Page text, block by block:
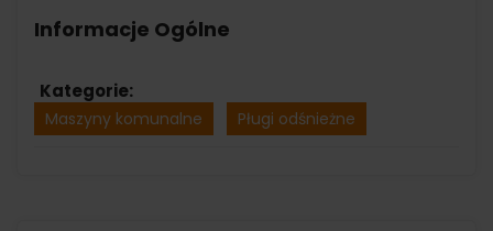
Informacje Ogólne
Kategorie:
Maszyny komunalne Pługi odśnieżne